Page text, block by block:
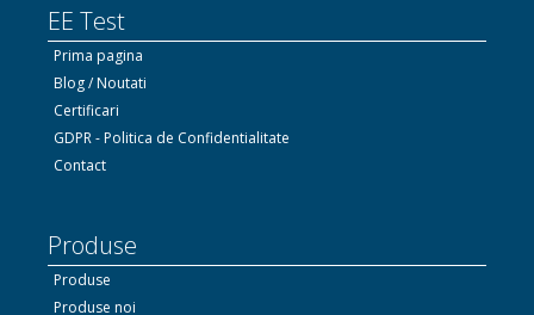
EE Test
Prima pagina
Blog / Noutati
Certificari
GDPR - Politica de Confidentialitate
Contact
Produse
Produse
Produse noi